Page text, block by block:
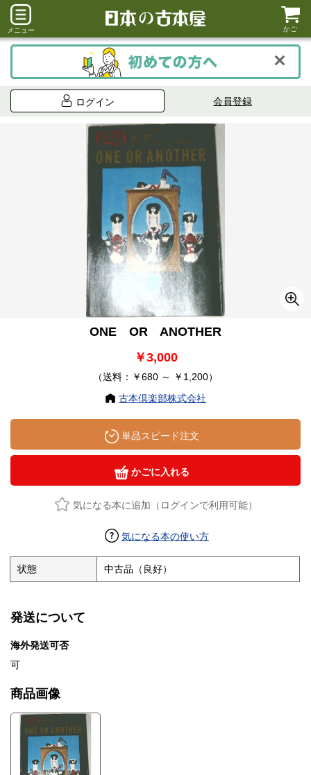
メニュー かご
ログイン 会員登録
ONE OR ANOTHER
￥3,000
（送料：￥680 ～ ￥1,200）
古本倶楽部株式会社
単品スピード注文
かごに入れる
気になる本に追加（ログインで利用可能）
気になる本の使い方
状態 中古品（良好）
発送について
海外発送可否
可
商品画像